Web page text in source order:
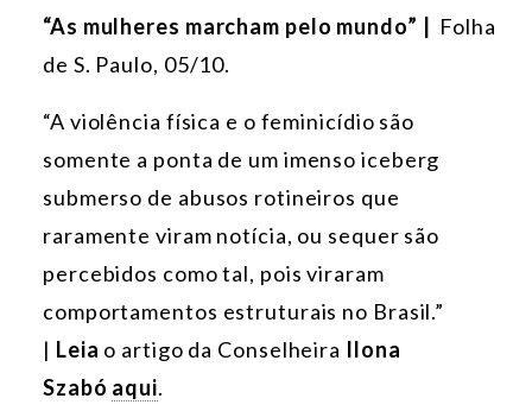
“As mulheres marcham pelo mundo” |
Folha
de S. Paulo, 05/10.
“A violência física e o feminicídio são
somente a ponta de um imenso iceberg
submerso de abusos rotineiros que
raramente viram notícia, ou sequer são
percebidos como tal, pois viraram
comportamentos estruturais no Brasil.”
| Leia o artigo da Conselheira Ilona
Szabó aqui.